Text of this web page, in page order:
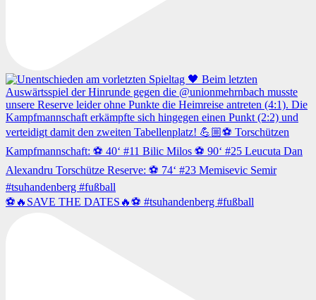
⚽️🔥SAVE THE DATES🔥⚽️ #tsuhandenberg #fußball